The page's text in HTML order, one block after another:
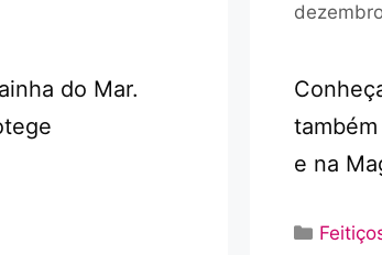
do Mar.
e na